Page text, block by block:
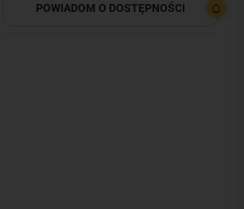
POWIADOM O DOSTĘPNOŚCI